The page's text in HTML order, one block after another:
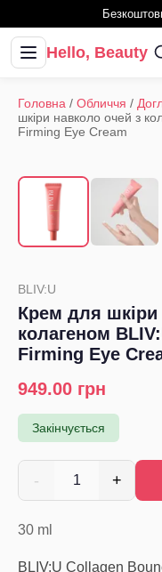
Hello, Beauty
Головна / Обличчя /
шкіри навколо очей з
Firming Eye Cream
BLIV:U
Крем для шкіри
колагеном
Firming Eye
949.00 грн
Закінчується
- 1 +
30 ml
BLIV:U Collagen